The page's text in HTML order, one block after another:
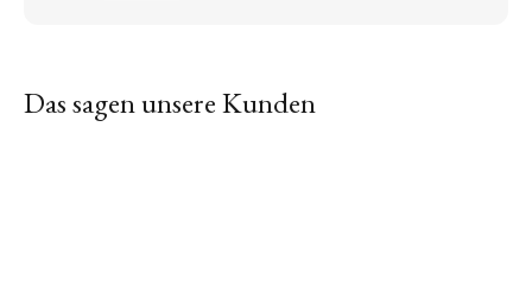
Das sagen unsere Kunden